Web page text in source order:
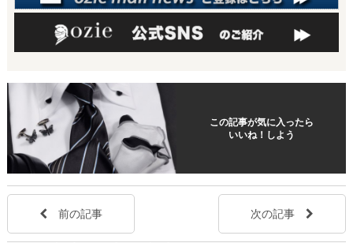
この記事が気に入ったら
いいね！しよう
前の記事 次の記事